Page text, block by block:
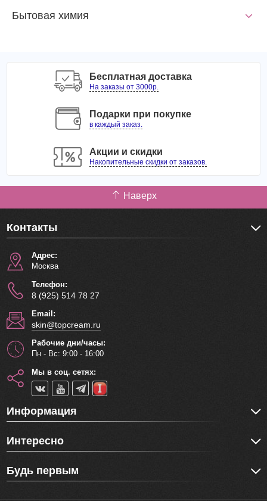
Бытовая химия
Бесплатная доставка
На заказы от 3000р.
Подарки при покупке
в каждый заказ.
Акции и скидки
Накопительные скидки от заказов.
Наверх
Контакты
Адрес:
Москва
Телефон:
8 (925) 514 78 27
Email:
skin@topcream.ru
Рабочие дни/часы:
Пн - Вс: 9:00 - 16:00
Мы в соц. сетях:
Информация
Интересно
Будь первым